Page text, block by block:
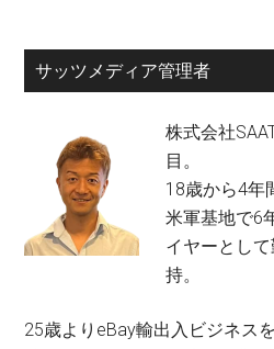
サッツメディア管理者
株式会社
目。
18歳から4年
米軍基地で6
イヤーとし
持。
25歳よりeBay輸出入ビジネス